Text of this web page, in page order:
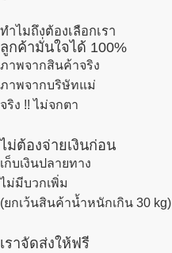
ทำไมถึงต้องเลือกเรา
ลูกค้ามั่นใจได้ 100%
ภาพจากสินค้าจริง
ภาพจากบริษัทแม่
จริง !! ไม่จกตา
ไม่ต้องจ่ายเงินก่อน
เก็บเงินปลายทาง
ไม่มีบวกเพิ่ม
(ยกเว้นสินค้าน้ำหนักเกิน 30 kg)
เราจัดส่งให้ฟรี